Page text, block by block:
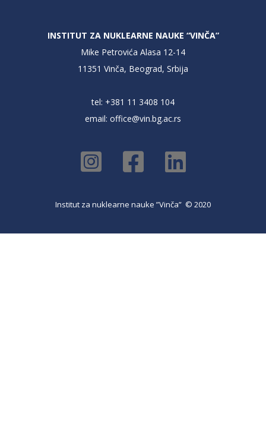
INSTITUT ZA NUKLEARNE NAUKE “VINČA”
Mike Petrovića Alasa 12-14
11351 Vinča, Beograd, Srbija
tel: +381 11 3408 104
email: office@vin.bg.ac.rs
Institut za nuklearne nauke ”Vinča” © 2020